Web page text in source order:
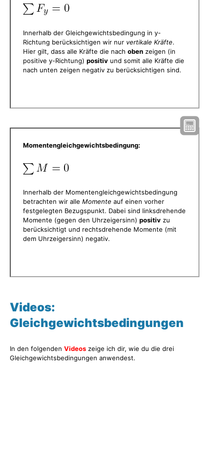
Innerhalb der Gleichgewichtsbedingung in y-
Richtung berücksichtigen wir nur vertikale Kräfte.
Hier gilt, dass alle Kräfte die nach oben zeigen (in
positive y-Richtung) positiv und somit alle Kräfte die
nach unten zeigen negativ zu berücksichtigen sind.
Momentengleichgewichtsbedingung:
Innerhalb der Momentengleichgewichtsbedingung
betrachten wir alle Momente auf einen vorher
festgelegten Bezugspunkt. Dabei sind linksdrehende
Momente (gegen den Uhrzeigersinn) positiv zu
berücksichtigt und rechtsdrehende Momente (mit
dem Uhrzeigersinn) negativ.
Videos:
Gleichgewichtsbedingungen
In den folgenden Videos zeige ich dir, wie du die drei
Gleichgewichtsbedingungen anwendest.